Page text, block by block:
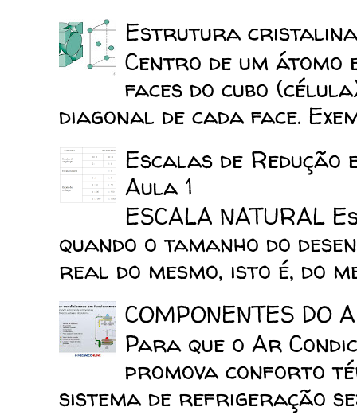
Estrutura cristalina
Centro de um átomo
faces do cubo
diagonal de cada face.
Escalas de
Aula 1
ESCALA
quando o tamanho do
real do mesmo, isto é, do
COMPONENTES DO
Para que o Ar
promova conforto
sistema de refrigeração